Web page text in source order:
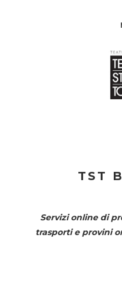
TST
Servizi online di
trasporti e provini